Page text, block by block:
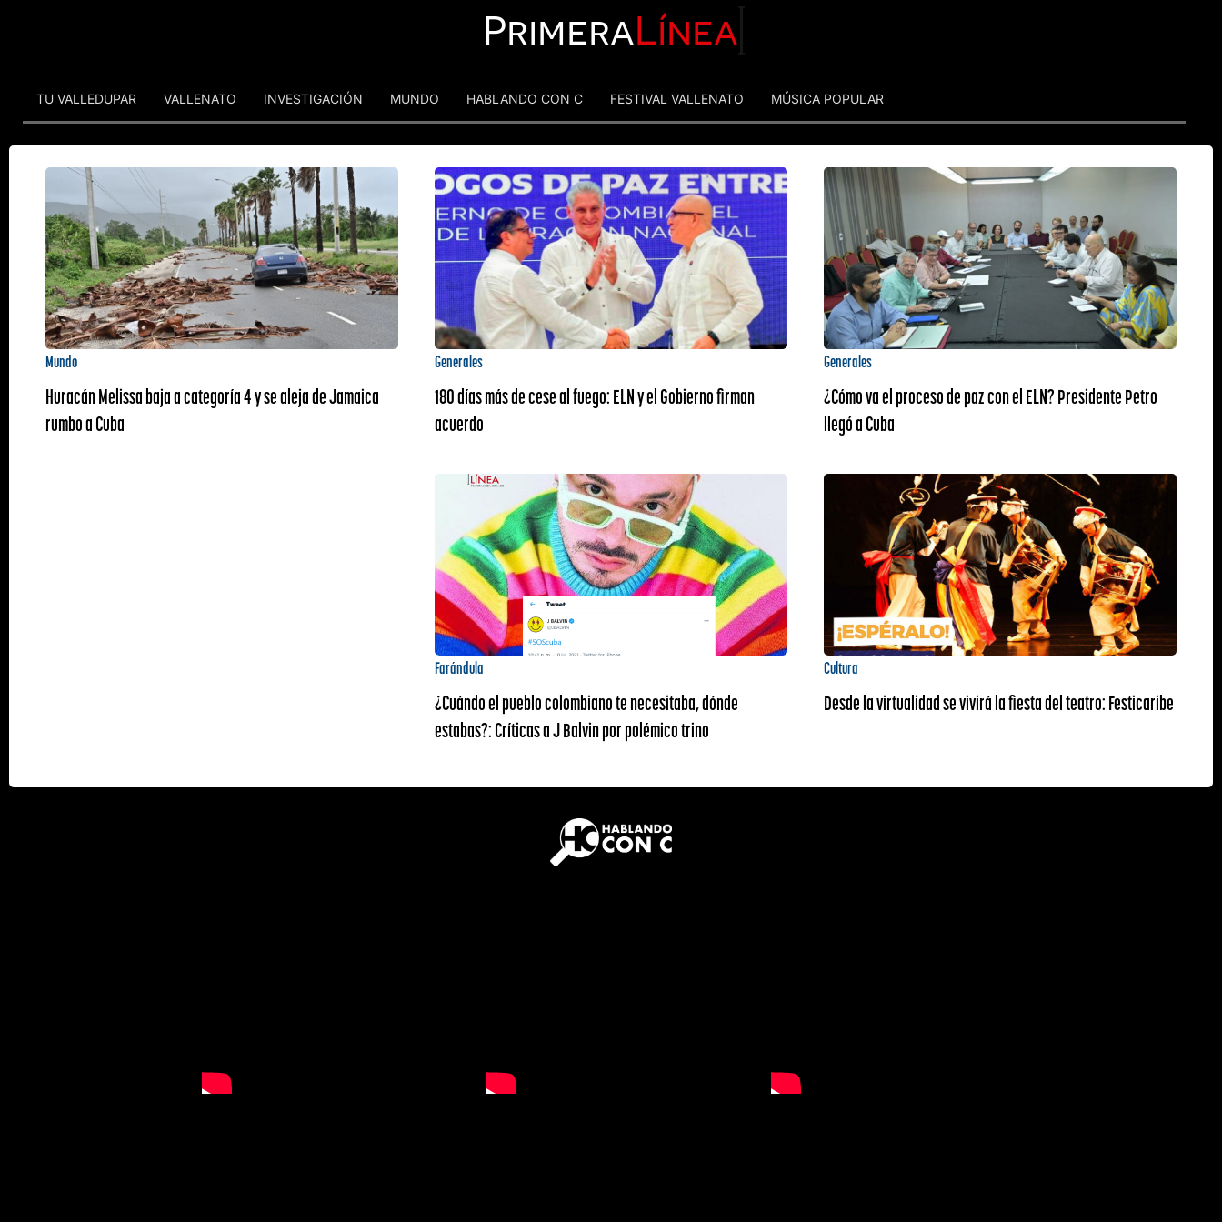
PrimeraLínea
TU VALLEDUPAR VALLENATO INVESTIGACIÓN MUNDO HABLANDO CON C FESTIVAL VALLENATO MÚSICA POPULAR
Mundo
Huracán Melissa baja a categoría 4 y se aleja de Jamaica
rumbo a Cuba
Generales
180 días más de cese al fuego: ELN y el Gobierno firman
acuerdo
Generales
¿Cómo va el proceso de paz con el ELN? Presidente Petro
llegó a Cuba
Farándula
¿Cuándo el pueblo colombiano te necesitaba, dónde
estabas?: Críticas a J Balvin por polémico trino
Cultura
Desde la virtualidad se vivirá la fiesta del teatro: Festicaribe